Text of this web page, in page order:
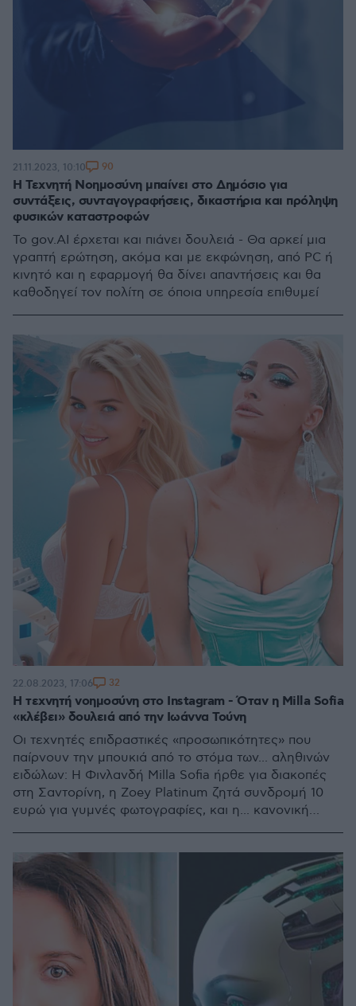
Η Τεχνητή Νοημοσύνη μπαίνει στο Δημόσιο για
συντάξεις, συνταγογραφήσεις, δικαστήρια και πρόληψη
φυσικών καταστροφών
Το gov.AI έρχεται και πιάνει δουλειά - Θα αρκεί μια
γραπτή ερώτηση, ακόμα και με εκφώνηση, από PC ή
κινητό και η εφαρμογή θα δίνει απαντήσεις και θα
καθοδηγεί τον πολίτη σε όποια υπηρεσία επιθυμεί
21.11.2023, 10:10 90
Η τεχνητή νοημοσύνη στο Instagram - Όταν η Milla Sofia
«κλέβει» δουλειά από την Ιωάννα Τούνη
Οι τεχνητές επιδραστικές «προσωπικότητες» που
παίρνουν την μπουκιά από το στόμα των... αληθινών
ειδώλων: Η Φινλανδή Milla Sofia ήρθε για διακοπές
στη Σαντορίνη, η Zoey Platinum ζητά συνδρομή 10
ευρώ για γυμνές φωτογραφίες, και η... κανονική
22.08.2023, 17:06 32